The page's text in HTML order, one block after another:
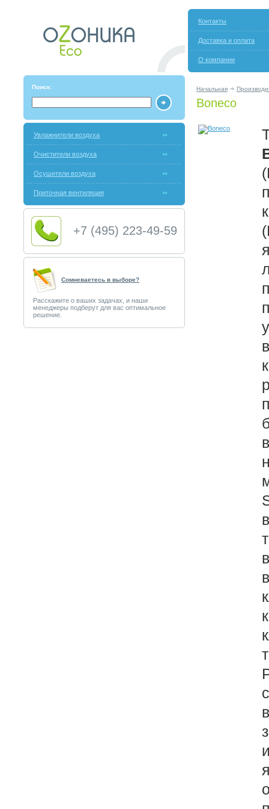
Контакты
Доставка и оплата
О компании
Поиск: Начальная
Boneco
Увлажнители воздуха
Очистители воздуха
Осушители воздуха
Приточная вентиляция
+7 (495) 223-49-59
Сомневаетесь в выборе?
Расскажите о ваших задачах, и наши
менеджеры подберут для вас оптимальное
решение.